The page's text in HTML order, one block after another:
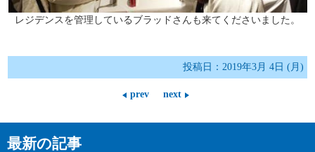
レジデンスを管理しているブラッドさんも来てくださいました。
投稿日：2019年3月 4日 (月)
prev next
最新の記事